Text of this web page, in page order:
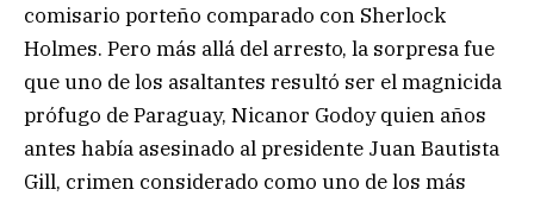
comisario porteño comparado con Sherlock
Holmes. Pero más allá del arresto, la sorpresa fue
que uno de los asaltantes resultó ser el magnicida
prófugo de Paraguay, Nicanor Godoy quien años
antes había asesinado al presidente Juan Bautista
Gill, crimen considerado como uno de los más